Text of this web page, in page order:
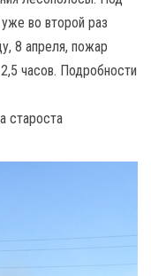
во второй раз
8 апреля, пожар
часов. Подробности
староста